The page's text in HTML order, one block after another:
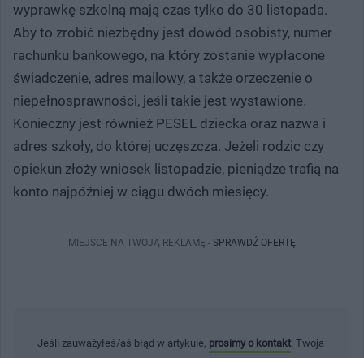
wyprawkę szkolną mają czas tylko do 30 listopada.
Aby to zrobić niezbędny jest dowód osobisty, numer
rachunku bankowego, na który zostanie wypłacone
świadczenie, adres mailowy, a także orzeczenie o
niepełnosprawności, jeśli takie jest wystawione.
Konieczny jest również PESEL dziecka oraz nazwa i
adres szkoły, do której uczęszcza. Jeżeli rodzic czy
opiekun złoży wniosek listopadzie, pieniądze trafią na
konto najpóźniej w ciągu dwóch miesięcy.
MIEJSCE NA TWOJĄ REKLAMĘ - SPRAWDŹ OFERTĘ
Jeśli zauważyłeś/aś błąd w artykule, prosimy o kontakt . Twoja